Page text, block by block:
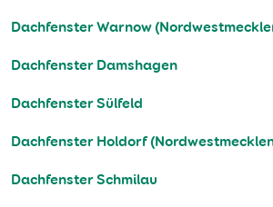
Dachfenster Warnow
Dachfenster Damshagen
Dachfenster Sülfeld
Dachfenster Holdorf
Dachfenster Schmilau